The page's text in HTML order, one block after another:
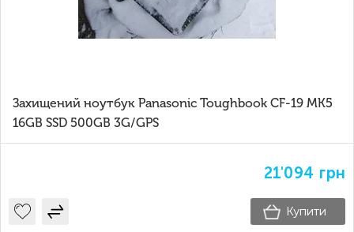
Захищений ноутбук Panasonic Toughbook CF-19 MK5
16GB SSD 500GB 3G/GPS
21'094 грн
Купити